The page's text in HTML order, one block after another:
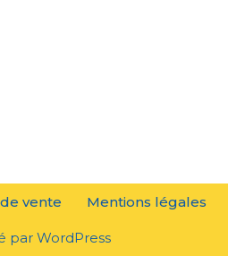
vente Mentions légales
par WordPress